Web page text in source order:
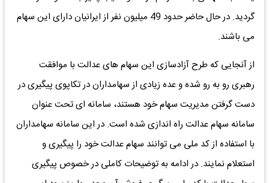
گردید. در حال حاضر حدود 49 میلیون نفر از ایرانیان دارای این سهام
می باشند.
از آنجایی که طرح آزادسازی این سهام های عدالت با موافقت
رهبری رو به رو شده و عده زیادی از سهامداران در تکاپوی پیگیری در
دست گرفتن مدیریت سهام خود هستند، سامانه ای تحت عنوان
سامانه سهام عدالت راه اندازی شده است. در این سامانه سهامداران
با استفاده از کد ملی می توانند سهام عدالت خود را پیگیری و
استعلام نمایند. در ادامه به توضیحات کاملی در خصوص پیگیری